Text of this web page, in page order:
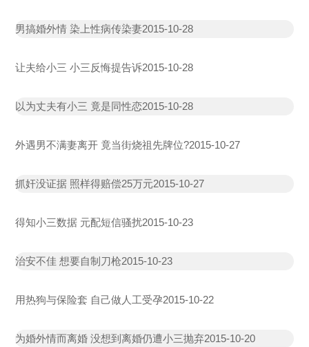
男搞婚外情 染上性病传染妻2015-10-28
让夫给小三 小三反悔提告诉2015-10-28
以为丈夫有小三 竟是同性恋2015-10-28
外遇男不满妻离开 竟当街烧祖先牌位?2015-10-27
抓奸没证据 照样得赔偿25万元2015-10-27
得知小三数据 元配短信骚扰2015-10-23
治安不佳 想要自制刀枪2015-10-23
用热狗与保险套 自己做人工受孕2015-10-22
为婚外情而离婚 没想到离婚仍遭小三抛弃2015-10-20